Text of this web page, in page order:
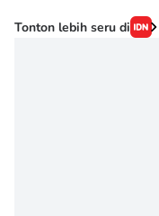
Editor
Onic Metheany
Tonton lebih seru di